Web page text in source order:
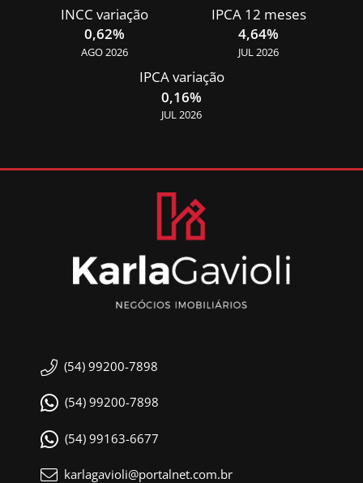
INCC variação
0,62%
AGO 2026
IPCA 12 meses
4,64%
JUL 2026
IPCA variação
0,16%
JUL 2026
(54) 99200-7898
(54) 99200-7898
(54) 99163-6677
karlagavioli@portalnet.com.br